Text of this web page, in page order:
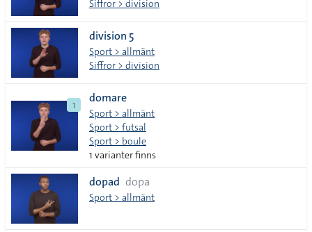
Siffror > division
division 5
Sport > allmänt
Siffror > division
1 domare
Sport > allmänt
Sport > futsal
Sport > boule
1 varianter finns
dopad dopa
Sport > allmänt